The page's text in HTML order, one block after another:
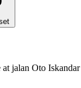
jalan Oto